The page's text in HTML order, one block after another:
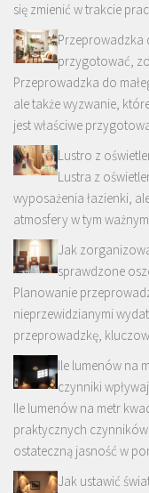
się zmienić w trakcie
Przeprowadzka
przygotować,
Przeprowadzka do
ale także wyzwanie,
jest właściwe
Lustro z
Lustra z
wyposażenia łazienki,
atmosfery w tym
Jak
sprawdzone
Planowanie
nieprzewidzianymi
przeprowadzkę,
Ile lumenów na
czynniki
Ile lumenów na metr
praktycznych
ostateczną jasność w
Jak ustawić